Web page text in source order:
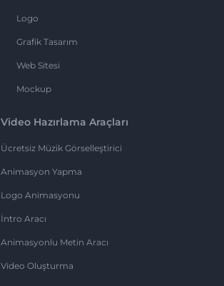
Logo
Grafik Tasarım
Web Sitesi
Mockup
Video Hazırlama Araçları
Ücretsiz Müzik Görselleştirici
Animasyon Yapma
Logo Animasyonu
İntro Aracı
Animasyonlu Metin Aracı
Video Oluşturma